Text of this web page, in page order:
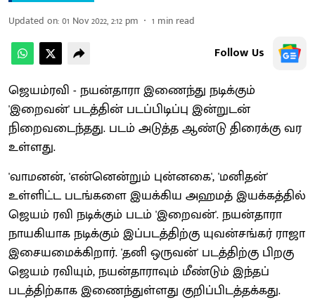
Updated on:01 Nov 2022, 2:12 pm 1 min read
Follow Us
ஜெயம்ரவி - நயன்தாரா இணைந்து நடிக்கும்
'இறைவன்' படத்தின் படப்பிடிப்பு இன்றுடன்
நிறைவடைந்தது. படம் அடுத்த ஆண்டு திரைக்கு வர
உள்ளது.
'வாமனன், 'என்னென்றும் புன்னகை', 'மனிதன்'
உள்ளிட்ட படங்களை இயக்கிய அஹமத் இயக்கத்தில்
ஜெயம் ரவி நடிக்கும் படம் 'இறைவன்'. நயன்தாரா
நாயகியாக நடிக்கும் இப்படத்திற்கு யுவன்சங்கர் ராஜா
இசையமைக்கிறார். 'தனி ஒருவன்' படத்திற்கு பிறகு
ஜெயம் ரவியும், நயன்தாராவும் மீண்டும் இந்தப்
படத்திற்காக இணைந்துள்ளது குறிப்பிடத்தக்கது.